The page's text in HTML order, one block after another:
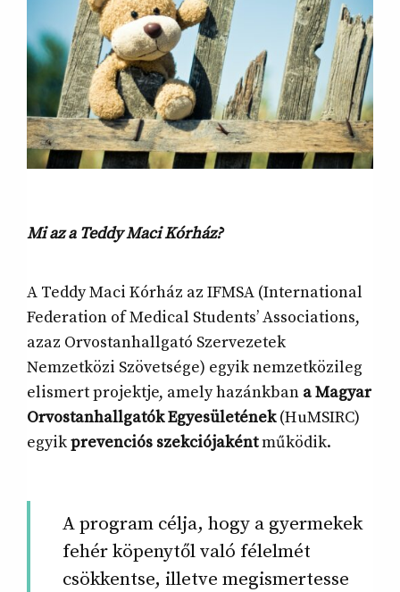
Mi az a Teddy Maci Kórház?
A Teddy Maci Kórház az IFMSA (International
Federation of Medical Students’ Associations,
azaz Orvostanhallgató Szervezetek
Nemzetközi Szövetsége) egyik nemzetközileg
elismert projektje, amely hazánkban a Magyar
Orvostanhallgatók Egyesületének(HuMSIRC)
egyikprevenciós szekciójakéntműködik.
A program célja, hogy a gyermekek
fehér köpenytől való félelmét
csökkentse, illetve megismertesse